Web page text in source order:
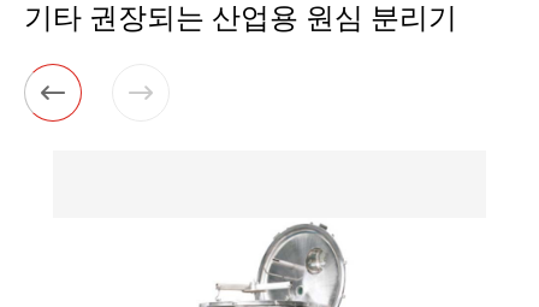
기타 권장되는 산업용 원심 분리기
 